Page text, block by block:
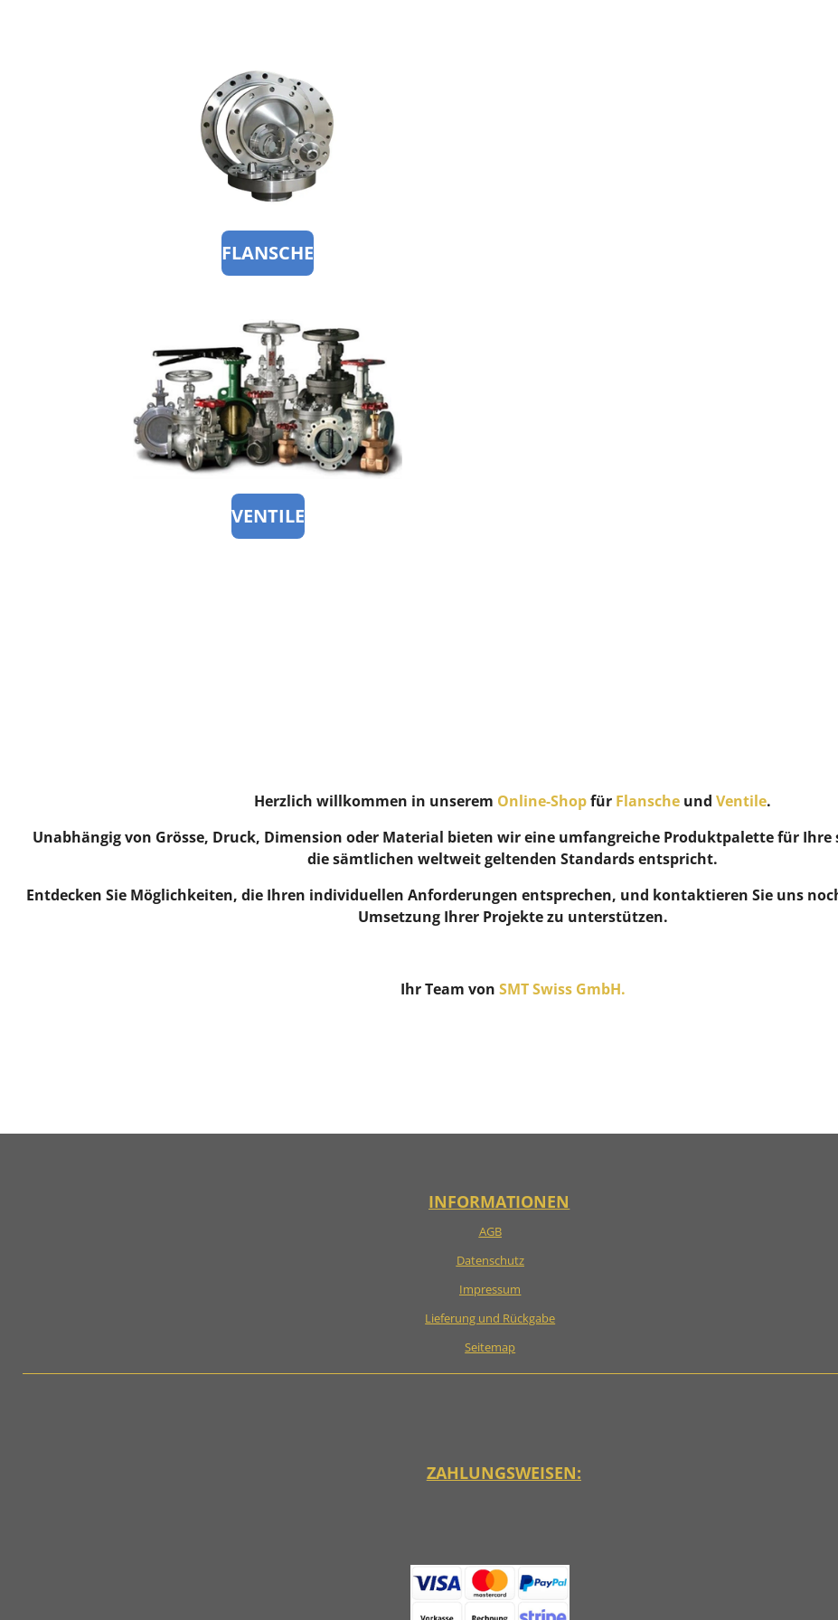
FLANSCHE
VENTILE
Herzlich willkommen in unserem Online-Shopfür Flansche undVentile.
Unabhängig von Grösse, Druck, Dimension oder Material bieten wir eine umfangreiche Produktpalette für Ihre
die sämtlichen weltweit geltenden Standards entspricht.
Entdecken Sie Möglichkeiten, die Ihren individuellen Anforderungen entsprechen, und kontaktieren Sie uns
Umsetzung Ihrer Projekte zu unterstützen.
Ihr Team von SMT Swiss GmbH.
INFORMATIONEN
AGB
Datenschutz
Impressum
Lieferung und Rückgabe
Seitemap
ZAHLUNGSWEISEN: